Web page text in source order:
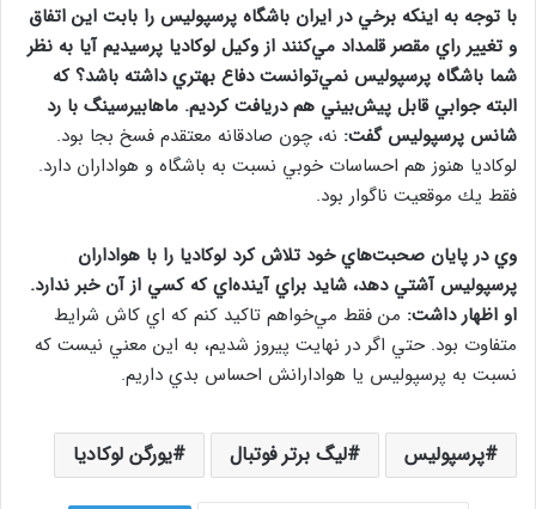
با توجه به اينكه برخي در ايران باشگاه پرسپولیس را بابت اين اتفاق
و تغيير راي مقصر قلمداد مي‌كنند از وكيل لوكاديا پرسيديم آيا به نظر
شما باشگاه پرسپوليس نمي‌توانست دفاع بهتري داشته باشد؟ كه
البته جوابي قابل پيش‌بيني هم دريافت كرديم. ماهابيرسينگ با رد
شانس پرسپولیس گفت: نه، چون صادقانه معتقدم فسخ بجا بود.
لوكاديا هنوز هم احساسات خوبي نسبت به باشگاه و هواداران دارد.
فقط يك موقعيت ناگوار بود.
وي در پايان صحبت‌هاي خود تلاش كرد لوكاديا را با هواداران
پرسپولیس آشتي دهد، شايد براي آيند‌ه‌اي كه كسي از آن خبر ندارد.
او اظهار داشت: من فقط مي‌خواهم تاكيد كنم كه ‌اي كاش شرايط
متفاوت بود. حتي اگر در نهايت پيروز شديم، به اين معني نيست كه
نسبت به پرسپوليس يا هوادارانش احساس بدي داريم.
پرسپولیس لیگ برتر فوتبال يورگن لوكاديا